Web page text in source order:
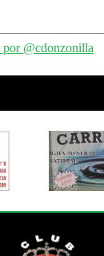
por @cdonzonilla